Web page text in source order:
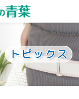
トピックス